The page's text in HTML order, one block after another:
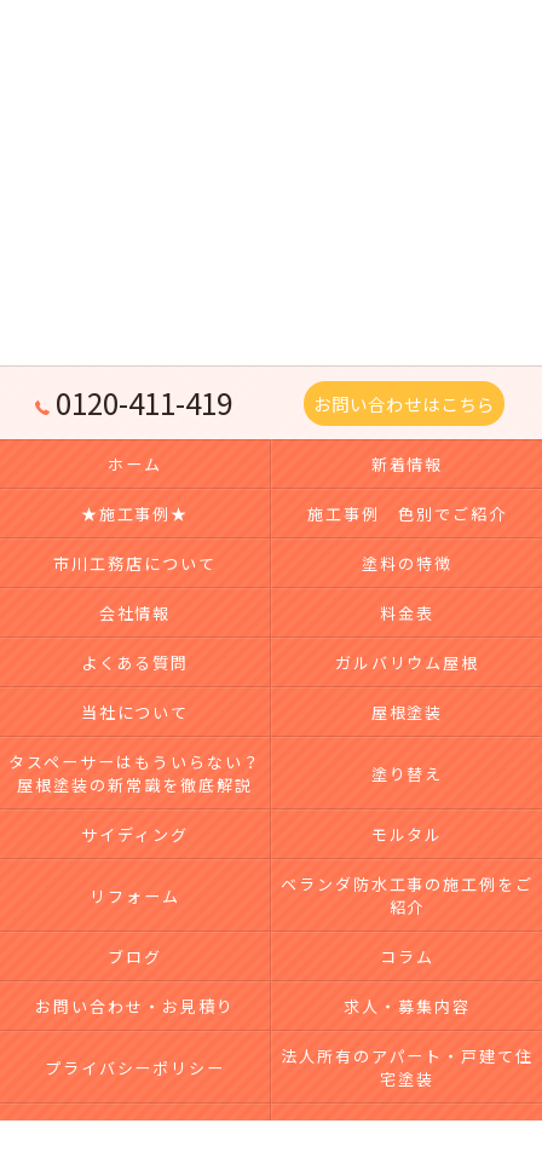
0120-411-419 お問い合わせはこちら
ホーム 新着情報
★施工事例★ 施工事例 色別でご紹介
市川工務店について 塗料の特徴
会社情報 料金表
よくある質問 ガルバリウム屋根
当社について 屋根塗装
タスペーサーはもういらない？
屋根塗装の新常識を徹底解説
塗り替え
サイディング モルタル
リフォーム
ベランダ防水工事の施工例をご
紹介
ブログ コラム
お問い合わせ・お見積り 求人・募集内容
プライバシーポリシー
法人所有のアパート・戸建て住
宅塗装
台風による屋根・外壁被害｜無